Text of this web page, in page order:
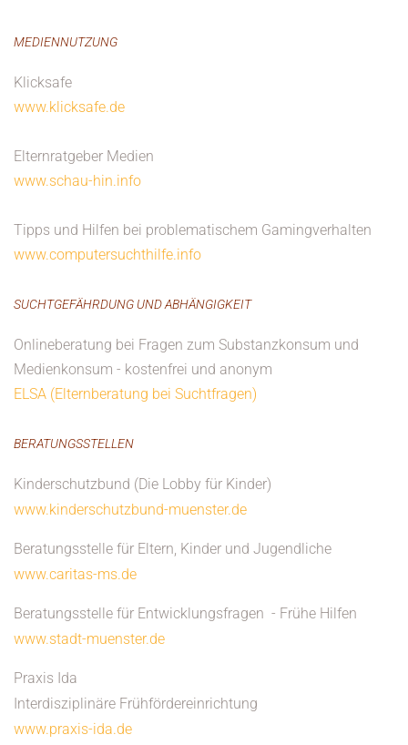
MEDIENNUTZUNG
Klicksafe
www.klicksafe.de
Elternratgeber Medien
www.schau-hin.info
Tipps und Hilfen bei problematischem Gamingverhalten
www.computersuchthilfe.info
SUCHTGEFÄHRDUNG UND ABHÄNGIGKEIT
Onlineberatung bei Fragen zum Substanzkonsum und
Medienkonsum - kostenfrei und anonym
ELSA (Elternberatung bei Suchtfragen)
BERATUNGSSTELLEN
Kinderschutzbund (Die Lobby für Kinder)
www.kinderschutzbund-muenster.de
Beratungsstelle für Eltern, Kinder und Jugendliche
www.caritas-ms.de
Beratungsstelle für Entwicklungsfragen - Frühe Hilfen
www.stadt-muenster.de
Praxis Ida
Interdisziplinäre Frühfördereinrichtung
www.praxis-ida.de